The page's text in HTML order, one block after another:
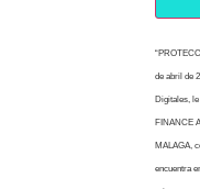
de abril de
Digitales,
FINANCE
MALAGA,
encuentra